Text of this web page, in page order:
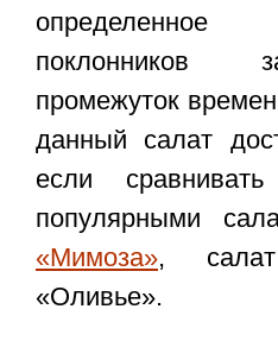
поклонников
промежуток
данный салат
если
популярными
«Мимоза»,
«Оливье».